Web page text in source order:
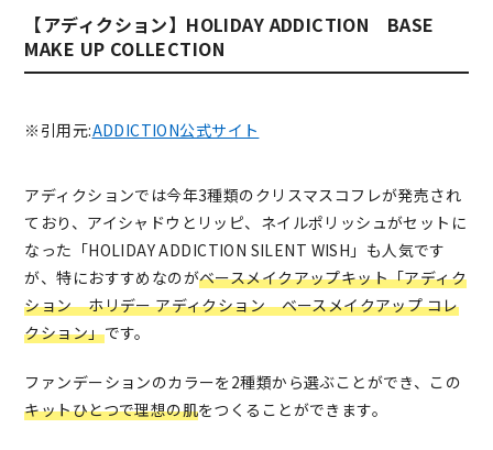
【アディクション】HOLIDAY ADDICTION BASE
MAKE UP COLLECTION
※引用元:ADDICTION公式サイト
アディクションでは今年3種類のクリスマスコフレが発売され
ており、アイシャドウとリッピ、ネイルポリッシュがセットに
なった「HOLIDAY ADDICTION SILENT WISH」も人気です
が、特におすすめなのがベースメイクアップキット「アディク
ション ホリデー アディクション ベースメイクアップ コレ
クション」です。
ファンデーションのカラーを2種類から選ぶことができ、この
キットひとつで理想の肌をつくることができます。